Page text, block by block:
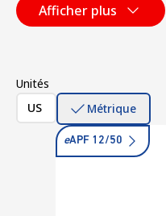
Afficher plus
Unités
US
Métrique
eAPF 12/50